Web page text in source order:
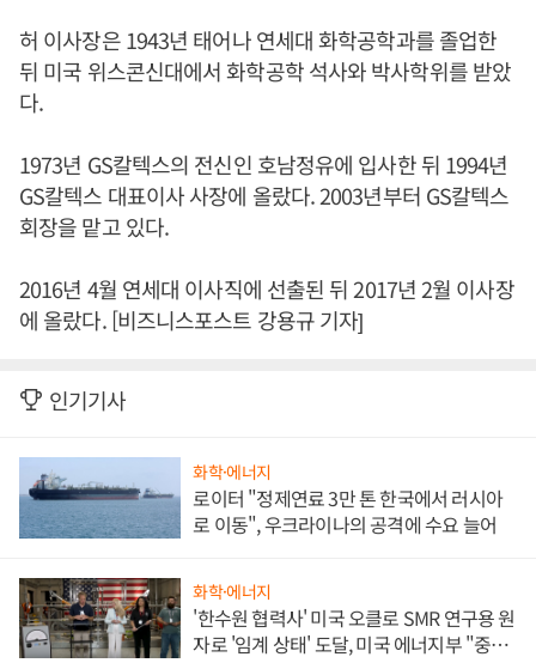
허 이사장은 1943년 태어나 연세대 화학공학과를 졸업한
뒤 미국 위스콘신대에서 화학공학 석사와 박사학위를 받았
다.
1973년 GS칼텍스의 전신인 호남정유에 입사한 뒤 1994년
GS칼텍스 대표이사 사장에 올랐다. 2003년부터 GS칼텍스
회장을 맡고 있다.
2016년 4월 연세대 이사직에 선출된 뒤 2017년 2월 이사장
에 올랐다. [비즈니스포스트 강용규 기자]
인기기사
화학·에너지
로이터 "정제연료 3만 톤 한국에서 러시아
로 이동", 우크라이나의 공격에 수요 늘어
화학·에너지
'한수원 협력사' 미국 오클로 SMR 연구용 원
자로 '임계 상태' 도달, 미국 에너지부 "중요